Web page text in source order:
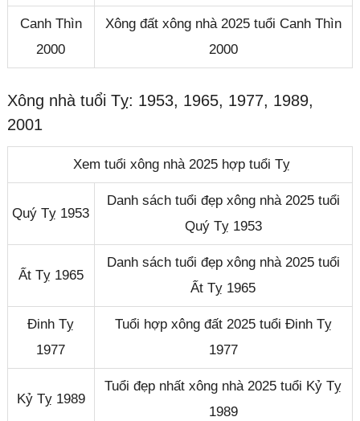
Canh Thìn
2000
Xông đất xông nhà 2025 tuổi Canh Thìn
2000
Xông nhà tuổi Tỵ: 1953, 1965, 1977, 1989,
2001
Xem tuổi xông nhà 2025 hợp tuổi Tỵ
Quý Tỵ 1953
Danh sách tuổi đẹp xông nhà 2025 tuổi
Quý Tỵ 1953
Ất Tỵ 1965
Danh sách tuổi đẹp xông nhà 2025 tuổi
Ất Tỵ 1965
Đinh Tỵ
1977
Tuổi hợp xông đất 2025 tuổi Đinh Tỵ
1977
Kỷ Tỵ 1989
Tuổi đẹp nhất xông nhà 2025 tuổi Kỷ Tỵ
1989